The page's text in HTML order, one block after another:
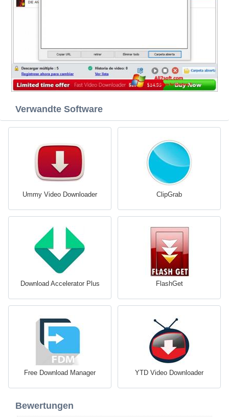
Verwandte Software
Ummy Video Downloader ClipGrab
Download Accelerator Plus FlashGet
Free Download Manager YTD Video Downloader
Bewertungen